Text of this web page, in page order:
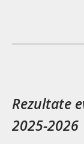
Rezultate
2025-2026